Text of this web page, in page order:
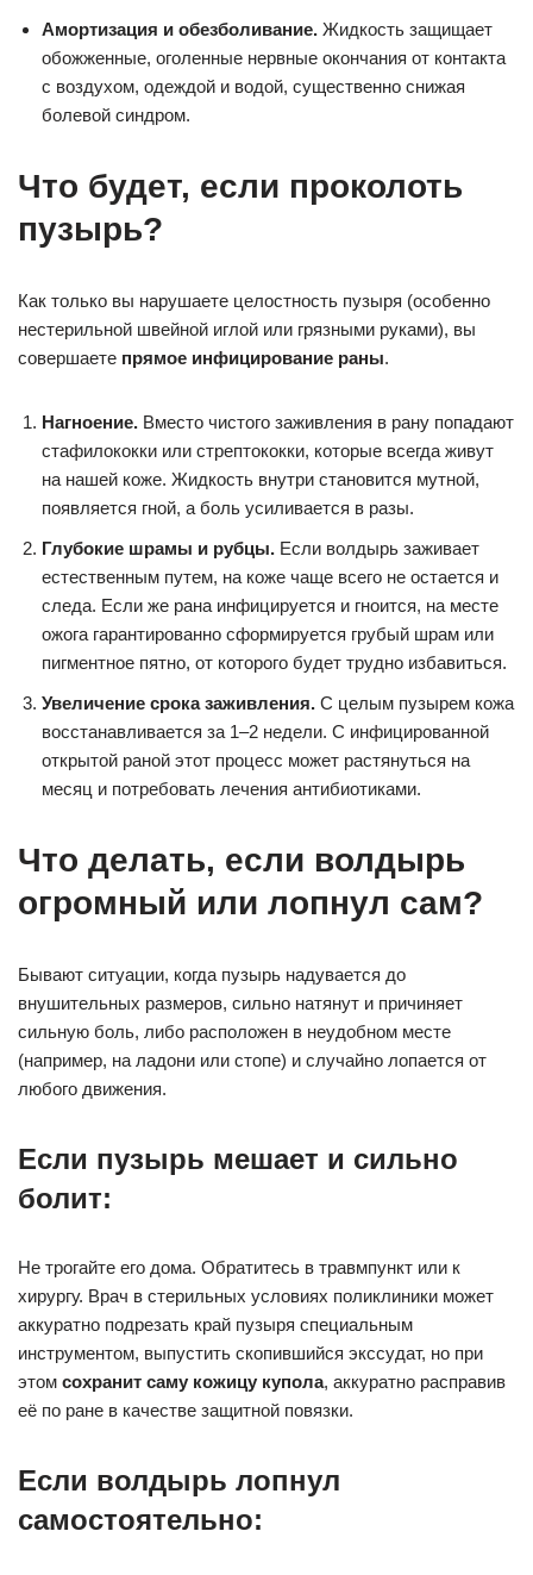
Амортизация и обезболивание. Жидкость защищает
обожженные, оголенные нервные окончания от контакта
с воздухом, одеждой и водой, существенно снижая
болевой синдром.
Что будет, если проколоть
пузырь?
Как только вы нарушаете целостность пузыря (особенно
нестерильной швейной иглой или грязными руками), вы
совершаете прямое инфицирование раны.
Нагноение. Вместо чистого заживления в рану попадают
стафилококки или стрептококки, которые всегда живут
на нашей коже. Жидкость внутри становится мутной,
появляется гной, а боль усиливается в разы.
Глубокие шрамы и рубцы. Если волдырь заживает
естественным путем, на коже чаще всего не остается и
следа. Если же рана инфицируется и гноится, на месте
ожога гарантированно сформируется грубый шрам или
пигментное пятно, от которого будет трудно избавиться.
Увеличение срока заживления. С целым пузырем кожа
восстанавливается за 1–2 недели. С инфицированной
открытой раной этот процесс может растянуться на
месяц и потребовать лечения антибиотиками.
Что делать, если волдырь
огромный или лопнул сам?
Бывают ситуации, когда пузырь надувается до
внушительных размеров, сильно натянут и причиняет
сильную боль, либо расположен в неудобном месте
(например, на ладони или стопе) и случайно лопается от
любого движения.
Если пузырь мешает и сильно
болит:
Не трогайте его дома. Обратитесь в травмпункт или к
хирургу. Врач в стерильных условиях поликлиники может
аккуратно подрезать край пузыря специальным
инструментом, выпустить скопившийся экссудат, но при
этом сохранит саму кожицу купола, аккуратно расправив
её по ране в качестве защитной повязки.
Если волдырь лопнул
самостоятельно: